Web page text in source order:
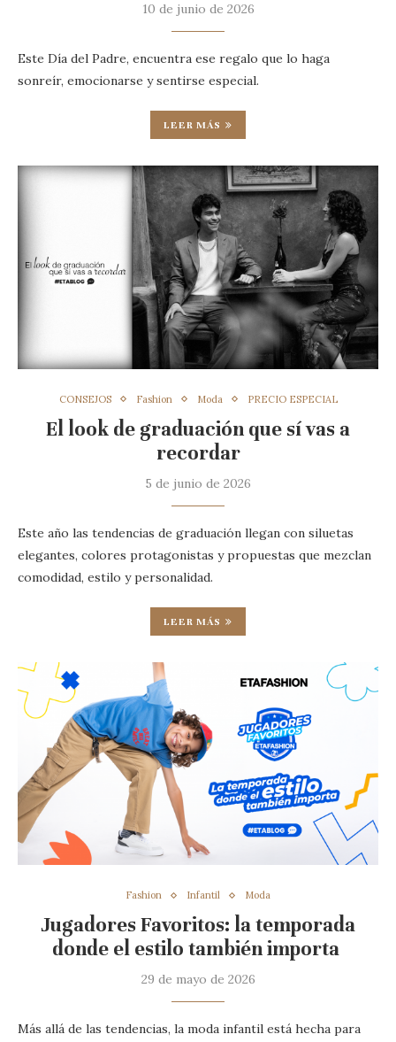
10 de junio de 2026
Este Día del Padre, encuentra ese regalo que lo haga
sonreír, emocionarse y sentirse especial.
LEER MÁS
CONSEJOS Fashion Moda PRECIO ESPECIAL
El look de graduación que sí vas a
recordar
5 de junio de 2026
Este año las tendencias de graduación llegan con siluetas
elegantes, colores protagonistas y propuestas que mezclan
comodidad, estilo y personalidad.
LEER MÁS
Fashion Infantil Moda
Jugadores Favoritos: la temporada
donde el estilo también importa
29 de mayo de 2026
Más allá de las tendencias, la moda infantil está hecha para